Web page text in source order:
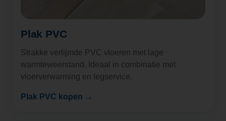
Plak PVC
Strakke verlijmde PVC vloeren met lage
warmteweerstand. Ideaal in combinatie met
vloerverwarming en legservice.
Plak PVC kopen →